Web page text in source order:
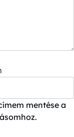
mentése a